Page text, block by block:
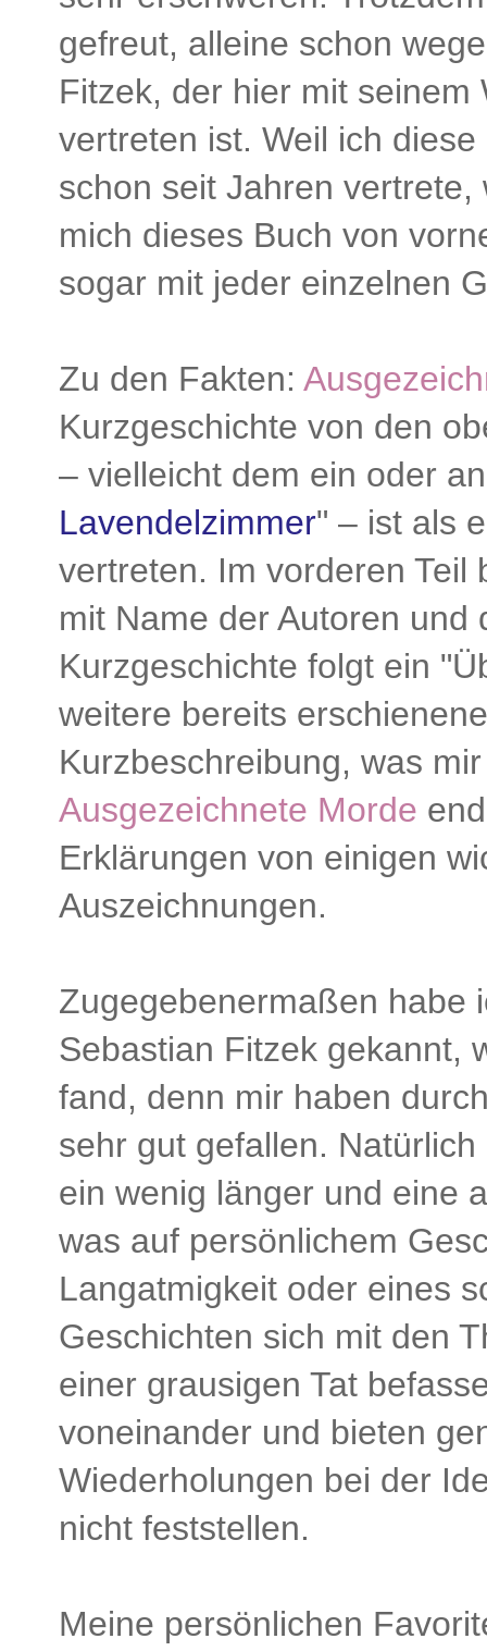
gefreut, alleine schon
Fitzek, der hier mit
vertreten ist. Weil ich
schon seit Jahren
mich dieses Buch von
sogar mit jeder einzelnen
Zu den Fakten:
Kurzgeschichte von den
– vielleicht dem ein oder
Lavendelzimmer" – ist als
vertreten. Im vorderen Teil
mit Name der Autoren und
Kurzgeschichte folgt ein
weitere bereits
Kurzbeschreibung, was
Ausgezeichnete Morde
Erklärungen von einigen
Auszeichnungen.
Zugegebenermaßen habe
Sebastian Fitzek gekannt,
fand, denn mir haben
sehr gut gefallen.
ein wenig länger und eine
was auf persönlichem
Langatmigkeit oder eines
Geschichten sich mit den
einer grausigen Tat
voneinander und bieten
Wiederholungen bei der
nicht feststellen.
Meine persönlichen